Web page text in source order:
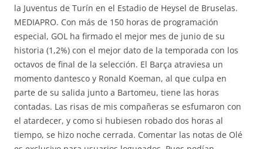
la Juventus de Turín en el Estadio de Heysel de Bruselas.
MEDIAPRO. Con más de 150 horas de programación
especial, GOL ha firmado el mejor mes de junio de su
historia (1,2%) con el mejor dato de la temporada con los
octavos de final de la selección. El Barça atraviesa un
momento dantesco y Ronald Koeman, al que culpa en
parte de su salida junto a Bartomeu, tiene las horas
contadas. Las risas de mis compañeras se esfumaron con
el atardecer, y como si hubiesen robado dos horas al
tiempo, se hizo noche cerrada. Comentar las notas de Olé